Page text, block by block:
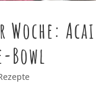
Woche:
Bowl